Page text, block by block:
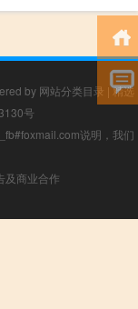
by 网站分类目录 |精选
号
说明，我们
及商业合作